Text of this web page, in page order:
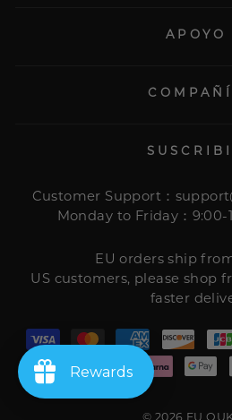
APOYO
Customer Support：
Monday to Friday：9:00-
EU orders ship
US customers, please shop
faster
© 2026 EU
Rewards